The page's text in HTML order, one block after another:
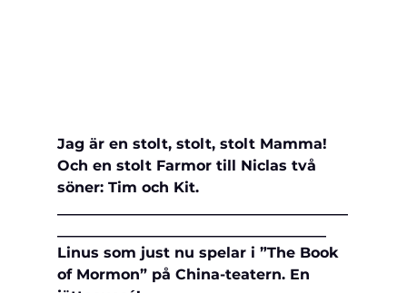
Jag är en stolt, stolt, stolt Mamma!
Och en stolt Farmor till Niclas två
söner: Tim och Kit.
Linus som just nu spelar i ”The Book
of Mormon” på China-teatern. En